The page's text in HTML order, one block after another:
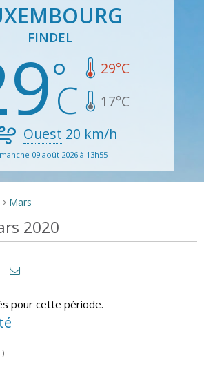
FINDEL
29°C
17°C
Ouest 20 km/h
09 août 2026 à 13h55
> Mars
2020
pour cette période.